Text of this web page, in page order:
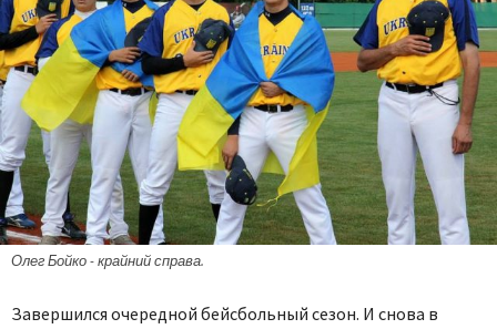
Олег Бойко - крайний справа.
Завершился очередной бейсбольный сезон. И снова в